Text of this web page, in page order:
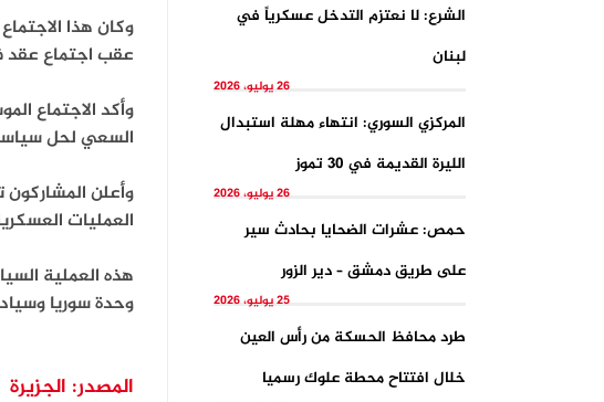
الشرع: لا نعتزم التدخل عسكرياً في
لبنان
26 يوليو، 2026
المركزي السوري: انتهاء مهلة استبدال
الليرة القديمة في 30 تموز
26 يوليو، 2026
حمص: عشرات الضحايا بحادث سير
على طريق دمشق – دير الزور
25 يوليو، 2026
طرد محافظ الحسكة من رأس العين
خلال افتتاح محطة علوك رسميا
عقب اجتماع عقد
وأكد الاجتماع
السعي لحل
وأعلن
العمليات
هذه العملية
وحدة سوريا
المصدر: الجزيرة